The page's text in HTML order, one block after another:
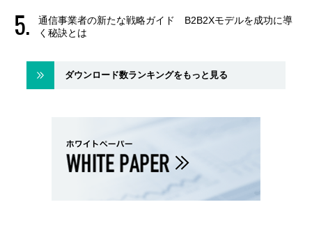
通信事業者の新たな戦略ガイド B2B2Xモデルを成功に導
く秘訣とは
ダウンロード数ランキングをもっと見る